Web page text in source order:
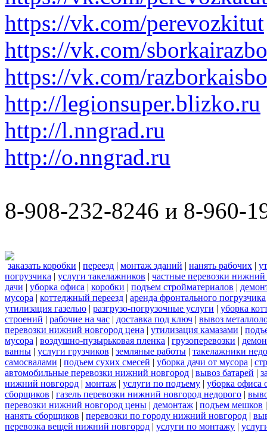
https://vk.com/perevozkitut
https://vk.com/
https://vk.com/
http://legionsuper.blizko.ru
http://l.nngrad.ru
http://o.nngrad.ru
8-908-232-8246 и 8-960-
заказать коробки | переезд | монтаж зданий | нанять рабочих |
погрузчика | услуги такелажников | частные перевозки нижний
дачи | уборка офиса | коробки | подъем стройматериалов |
мусора | коттеджный переезд | аренда фронтального погрузчика
утилизация газелью | разгрузо-погрузочные услуги | уборка
строений | рабочие на час | доставка под ключ | вывоз
перевозки нижний новгород цена | утилизация камазами |
мусора | воздушно-пузырьковая пленка | грузоперевозки |
ванны | услуги грузчиков | земляные работы | такелажники
самосвалами | подъем сухих смесей | уборка дачи от мусора |
автомобильные перевозки нижний новгород | вывоз батарей |
нижний новгород | монтаж | услуги по подъему | уборка офиса
сборщиков | газель перевозки нижний новгород недорого |
перевозки нижний новгород цены | демонтаж | подъем мешков
нанять сборщиков | перевозки по городу нижний новгород |
перевозка вещей нижний новгород | услуги по монтажу |